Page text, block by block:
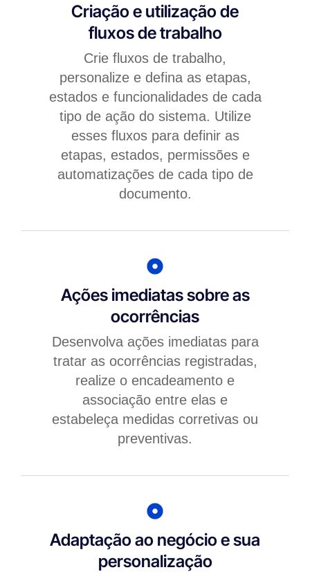
Criação e utilização de
fluxos de trabalho
Crie fluxos de trabalho,
personalize e defina as etapas,
estados e funcionalidades de cada
tipo de ação do sistema. Utilize
esses fluxos para definir as
etapas, estados, permissões e
automatizações de cada tipo de
documento.
Ações imediatas sobre as
ocorrências
Desenvolva ações imediatas para
tratar as ocorrências registradas,
realize o encadeamento e
associação entre elas e
estabeleça medidas corretivas ou
preventivas.
Adaptação ao negócio e sua
personalização